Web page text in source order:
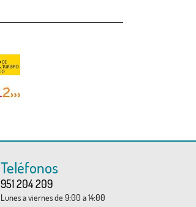
Teléfonos
951 204 209
Lunes a viernes de 9:00 a 14:00